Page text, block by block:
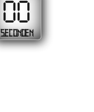
00
SECONDEN